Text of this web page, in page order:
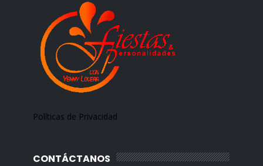
Políticas de Privacidad
CONTÁCTANOS